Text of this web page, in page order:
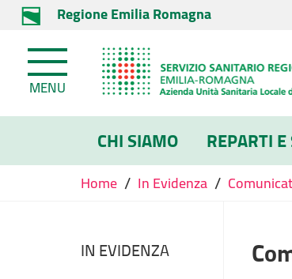
Regione Emilia Romagna
MENU
CHI SIAMO REPARTI
Home / In Evidenza /
IN EVIDENZA